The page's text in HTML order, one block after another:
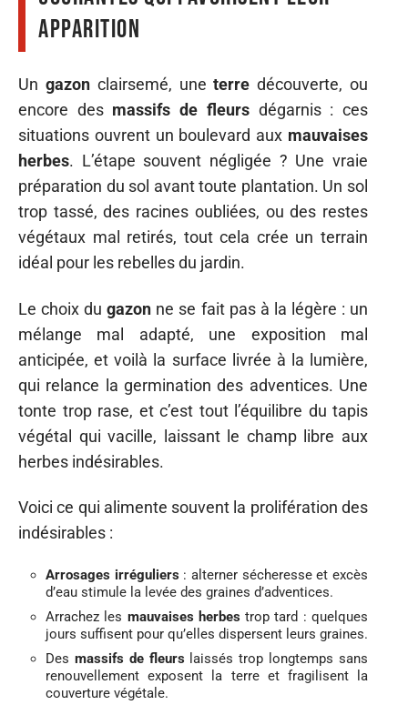
apparition
Un gazonclairsemé, uneterre découverte, ou
encore des massifs de fleursdégarnis : ces
situations ouvrent un boulevard aux mauvaises
herbes. L’étape souvent négligée ? Une vraie
préparation du sol avant toute plantation. Un sol
trop tassé, des racines oubliées, ou des restes
végétaux mal retirés, tout cela crée un terrain
idéal pour les rebelles du jardin.
Le choix dugazon ne se fait pas à la légère : un
mélange mal adapté, une exposition mal
anticipée, et voilà la surface livrée à la lumière,
qui relance la germination des adventices. Une
tonte trop rase, et c’est tout l’équilibre du tapis
végétal qui vacille, laissant le champ libre aux
herbes indésirables.
Voici ce qui alimente souvent la prolifération des
indésirables :
Arrosages irréguliers : alterner sécheresse et excès
d’eau stimule la levée des graines d’adventices.
Arrachez les mauvaises herbes trop tard : quelques
jours suffisent pour qu’elles dispersent leurs graines.
Des massifs de fleurs laissés trop longtemps sans
renouvellement exposent la terre et fragilisent la
couverture végétale.